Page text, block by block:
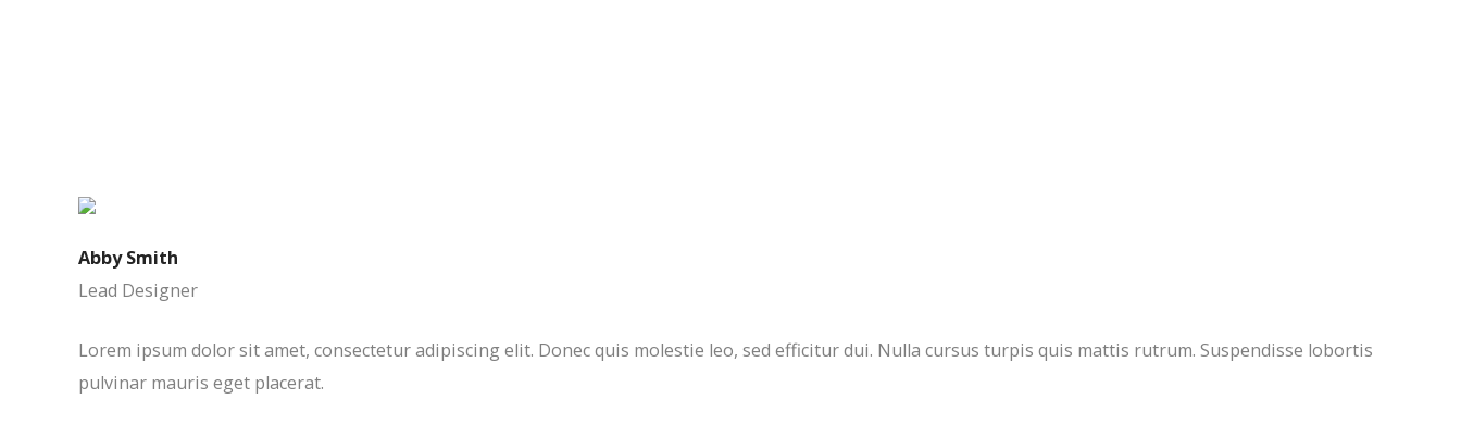
Abby Smith
Lead Designer
Lorem ipsum dolor sit amet, consectetur adipiscing elit. Donec quis molestie leo, sed efficitur dui. Nulla cursus turpis quis mattis rutrum. Suspendisse lobortis
pulvinar mauris eget placerat.